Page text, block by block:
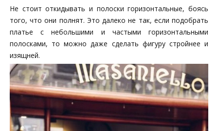
Не стоит откидывать и полоски горизонтальные, боясь
того, что они полнят. Это далеко не так, если подобрать
платье с небольшими и частыми горизонтальными
полосками, то можно даже сделать фигуру стройнее и
изящней.